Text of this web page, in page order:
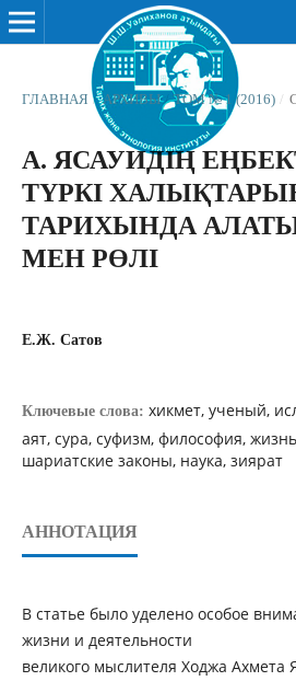
ГЛАВНАЯ / АРХИВЫ / ТОМ № 1 (2016) /
А. ЯСАУИДІҢ
ТҮРКІ
ТАРИХЫНДА
МЕН РӨЛІ
Е.Ж. Сатов
Ключевые слова: хикмет, ученый,
аят, сура, суфизм, философия,
шариатские законы, наука, зиярат
АННОТАЦИЯ
В статье было уделено особое
жизни и деятельности
великого мыслителя Ходжа Ахмета